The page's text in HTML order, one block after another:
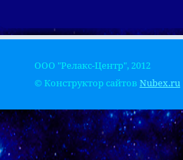
ООО "Релакс-Центр", 2012
© Конструктор сайтов Nubex.ru